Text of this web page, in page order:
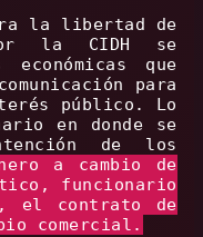
la libertad de
la CIDH se
que
para
público. Lo
en donde se
de los
a cambio de
funcionario
el contrato de
comercial.